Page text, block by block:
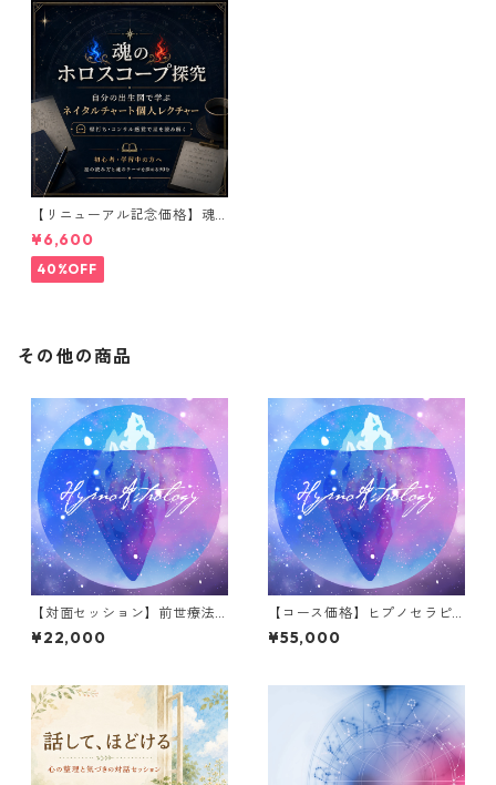
【リニューアル記念価格】魂
のホロスコープ探究｜自分の
出生図で学ぶネイタルチャー
ト個人レクチャー
¥6,600
40%OFF
その他の商品
【対面セッション】前世療法
（ヒプノセラピー） ※女性
限定
¥22,000
【コース価格】ヒプノセラピ
ー（前世療法）３回 → オリエ
ンお試しから本格的な過去世
¥55,000